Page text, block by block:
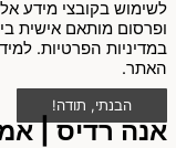
לשימוש בקובצי מידע
ופרסום מותאם אישית
במדיניות הפרטיות.
האתר.
הבנתי, תודה!
אנה רדיס |